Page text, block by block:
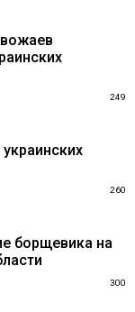
249
260
борщевика на
300